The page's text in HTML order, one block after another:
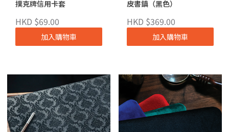
撲克牌信用卡套
HKD $69.00
加入購物車
皮書鎮（黑色）
HKD $369.00
加入購物車